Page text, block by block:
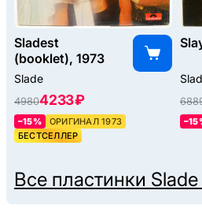
Sladest
(booklet), 1973
Slade
49804233 ₽
–15%
ОРИГИНАЛ 1973
БЕСТСЕЛЛЕР
Все пластинки Slade